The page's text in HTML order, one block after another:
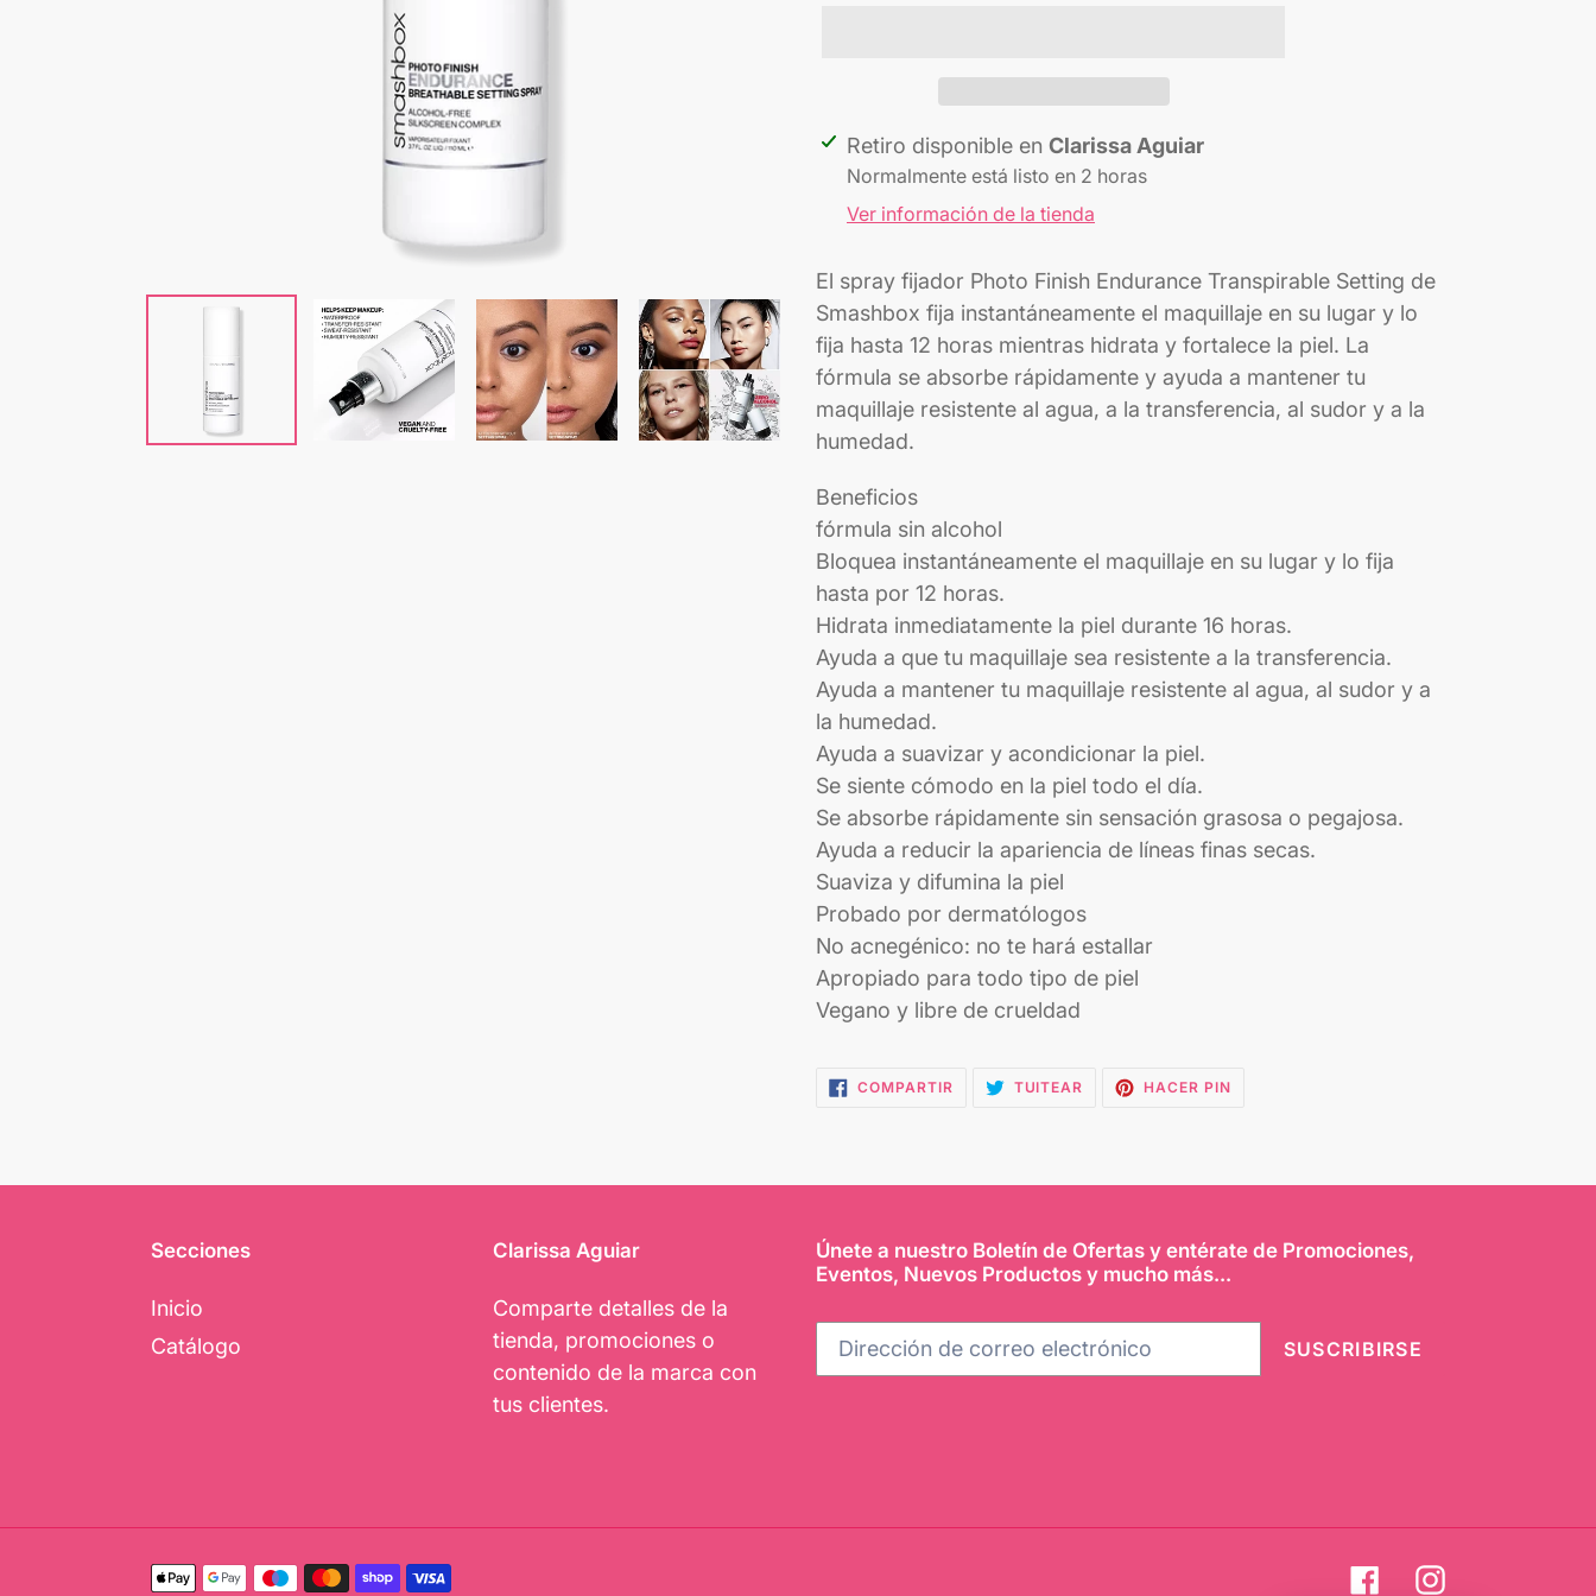
Agregando
producto
tu
carrito
Retiro disponible en Clarissa Aguiar
Normalmente está listo en 2 horas
Ver información de la tienda
El spray fijador Photo Finish Endurance Transpirable Setting de
Smashbox fija instantáneamente el maquillaje en su lugar y lo
fija hasta 12 horas mientras hidrata y fortalece la piel. La
fórmula se absorbe rápidamente y ayuda a mantener tu
maquillaje resistente al agua, a la transferencia, al sudor y a la
humedad.
Beneficios
fórmula sin alcohol
Bloquea instantáneamente el maquillaje en su lugar y lo fija
hasta por 12 horas.
Hidrata inmediatamente la piel durante 16 horas.
Ayuda a que tu maquillaje sea resistente a la transferencia.
Ayuda a mantener tu maquillaje resistente al agua, al sudor y a
la humedad.
Ayuda a suavizar y acondicionar la piel.
Se siente cómodo en la piel todo el día.
Se absorbe rápidamente sin sensación grasosa o pegajosa.
Ayuda a reducir la apariencia de líneas finas secas.
Suaviza y difumina la piel
Probado por dermatólogos
No acnegénico: no te hará estallar
Apropiado para todo tipo de piel
Vegano y libre de crueldad
COMPARTIRCOMPARTIR
EN
TUITEAR TUITEARHACER PINPINEAR
EN
Secciones
Inicio
Catálogo
Clarissa Aguiar
Comparte detalles de la
tienda, promociones o
contenido de la marca con
tus clientes.
Únete a nuestro Boletín de Ofertas y entérate de Promociones,
Eventos, Nuevos Productos y mucho más...
SUSCRIBIRSE
Métodos
FacebookInstagram